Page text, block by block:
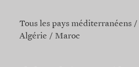
Tous les pays méditerranéens
Algérie
Maroc